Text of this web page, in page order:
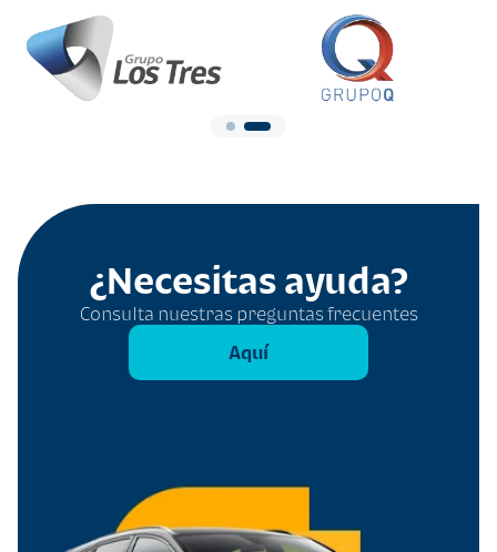
¿Necesitas ayuda?
Consulta nuestras preguntas frecuentes
Aquí